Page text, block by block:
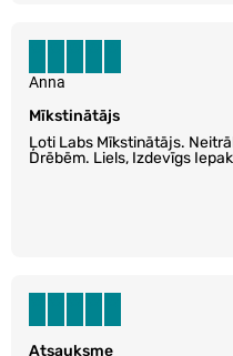
Mīkstinātājs
Ļoti Labs Mīkstinātājs.
Drēbēm. Liels, Izdevīgs
Anna
Atsauksme